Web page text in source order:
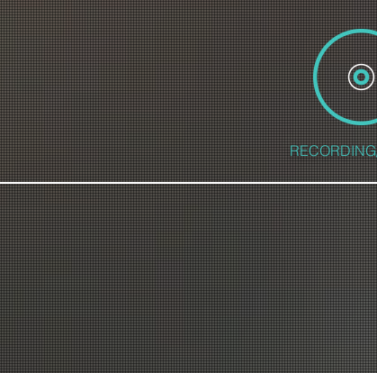
64トラックマルチライ
スタジオレコー
ステレオおよび
トータルで
Dolby Atmos